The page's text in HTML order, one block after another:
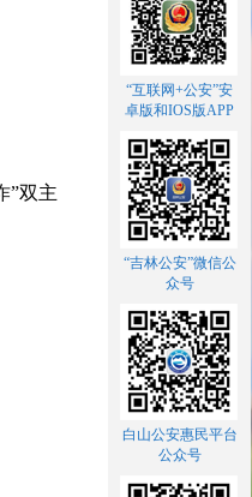
”双主
“互联网+公安”安
卓版和IOS版APP
“吉林公安”微信公
众号
白山公安惠民平台
公众号